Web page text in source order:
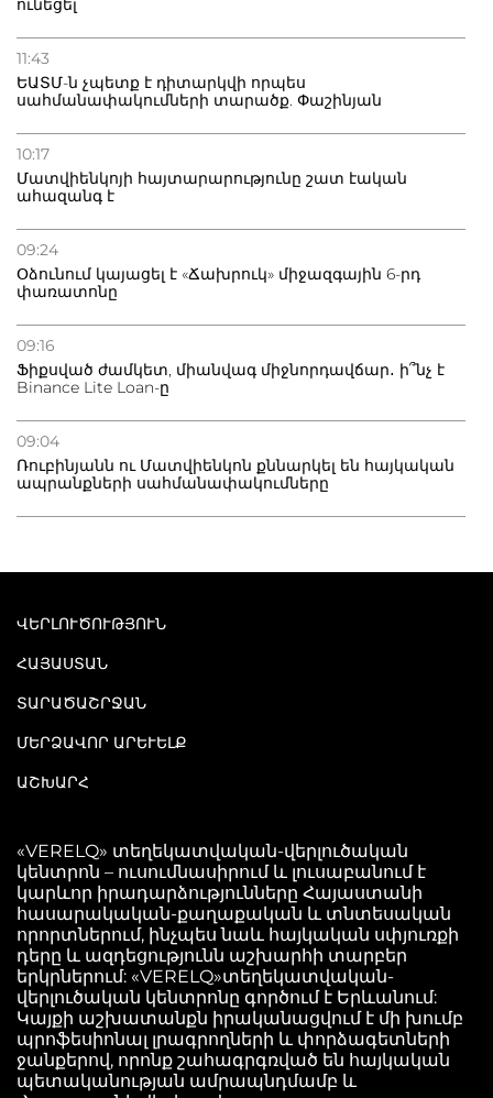
ունեցել
11:43
ԵԱՏՄ-ն չպետք է դիտարկվի որպես
սահմանափակումների տարածք. Փաշինյան
10:17
Մատվիենկոյի հայտարարությունը շատ էական
ահազանգ է
09:24
Օձունում կայացել է «Ճախրուկ» միջազգային 6-րդ
փառատոնը
09:16
Ֆիքսված ժամկետ, միանվագ միջնորդավճար․ ի՞նչ է
Binance Lite Loan-ը
09:04
Ռուբինյանն ու Մատվիենկոն քննարկել են հայկական
ապրանքների սահմանափակումները
ՎԵՐԼՈՒԾՈՒԹՅՈՒՆ
ՀԱՅԱՍՏԱՆ
ՏԱՐԱԾԱՇՐՋԱՆ
ՄԵՐՁԱՎՈՐ ԱՐԵՒԵԼՔ
ԱՇԽԱՐՀ
«VERELQ» տեղեկատվական-վերլուծական
կենտրոն – ուսումնասիրում և լուսաբանում է
կարևոր իրադարձությունները Հայաստանի
հասարակական-քաղաքական և տնտեսական
որորտներում, ինչպես նաև հայկական սփյուռքի
դերը և ազդեցությունն աշխարհի տարբեր
երկրներում: «VERELQ»տեղեկատվական-
վերլուծական կենտրոնը գործում է Երևանում:
Կայքի աշխատանքն իրականացվում է մի խումբ
պրոֆեսիոնալ լրագրողների և փորձագետների
ջանքերով, որոնք շահագրգռված են հայկական
պետականության ամրապնդմամբ և